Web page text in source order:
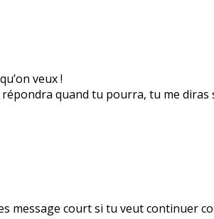
veux !
quand tu pourra, tu me diras
message court si tu veut continuer